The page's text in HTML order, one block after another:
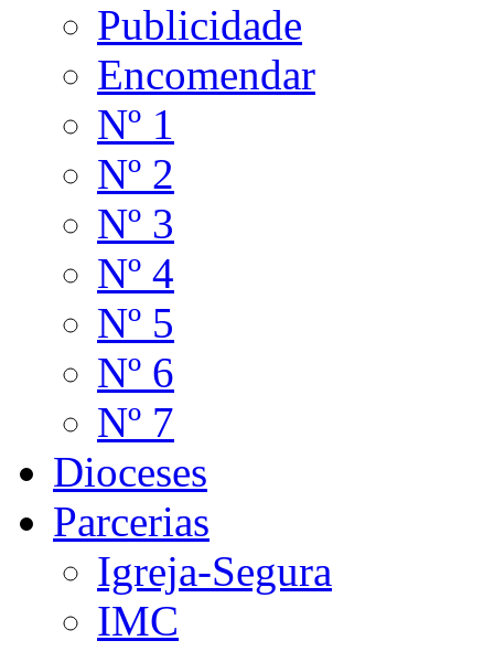
Publicidade
Encomendar
Nº 1
Nº 2
Nº 3
Nº 4
Nº 5
Nº 6
Nº 7
Dioceses
Parcerias
Igreja-Segura
IMC